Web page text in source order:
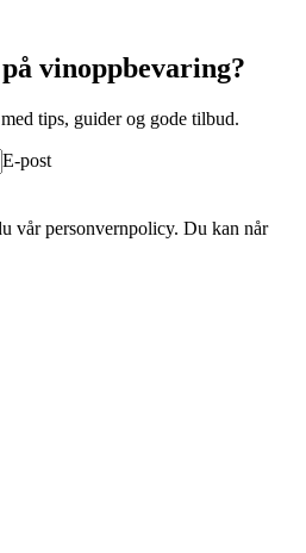
vinoppbevaring?
tips, guider og gode tilbud.
E-post
vår personvernpolicy. Du kan når